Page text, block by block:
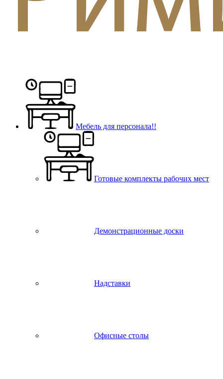
Мебель для персонала!!
Готовые комплекты рабочих мест
Демонстрационные доски
Надставки
Офисные столы